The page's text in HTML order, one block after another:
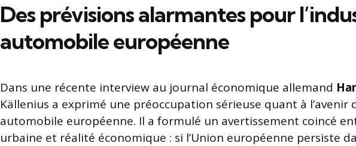
Des prévisions alarmantes pour
automobile européenne
Dans une récente interview au journal économique allemand
Källenius a exprimé une préoccupation sérieuse quant à l’avenir
automobile européenne. Il a formulé un avertissement coincé
urbaine et réalité économique : si l’Union européenne persiste